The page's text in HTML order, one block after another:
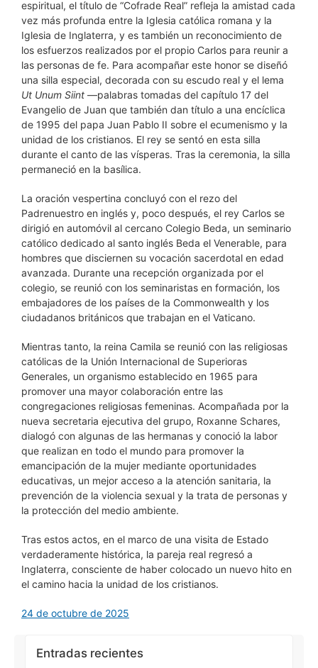
espiritual, el título de “Cofrade Real” refleja la amistad cada
vez más profunda entre la Iglesia católica romana y la
Iglesia de Inglaterra, y es también un reconocimiento de
los esfuerzos realizados por el propio Carlos para reunir a
las personas de fe. Para acompañar este honor se diseñó
una silla especial, decorada con su escudo real y el lema
Ut Unum Siint —palabras tomadas del capítulo 17 del
Evangelio de Juan que también dan título a una encíclica
de 1995 del papa Juan Pablo II sobre el ecumenismo y la
unidad de los cristianos. El rey se sentó en esta silla
durante el canto de las vísperas. Tras la ceremonia, la silla
permaneció en la basílica.
La oración vespertina concluyó con el rezo del
Padrenuestro en inglés y, poco después, el rey Carlos se
dirigió en automóvil al cercano Colegio Beda, un seminario
católico dedicado al santo inglés Beda el Venerable, para
hombres que disciernen su vocación sacerdotal en edad
avanzada. Durante una recepción organizada por el
colegio, se reunió con los seminaristas en formación, los
embajadores de los países de la Commonwealth y los
ciudadanos británicos que trabajan en el Vaticano.
Mientras tanto, la reina Camila se reunió con las religiosas
católicas de la Unión Internacional de Superioras
Generales, un organismo establecido en 1965 para
promover una mayor colaboración entre las
congregaciones religiosas femeninas. Acompañada por la
nueva secretaria ejecutiva del grupo, Roxanne Schares,
dialogó con algunas de las hermanas y conoció la labor
que realizan en todo el mundo para promover la
emancipación de la mujer mediante oportunidades
educativas, un mejor acceso a la atención sanitaria, la
prevención de la violencia sexual y la trata de personas y
la protección del medio ambiente.
Tras estos actos, en el marco de una visita de Estado
verdaderamente histórica, la pareja real regresó a
Inglaterra, consciente de haber colocado un nuevo hito en
el camino hacia la unidad de los cristianos.
24 de octubre de 2025
Entradas recientes